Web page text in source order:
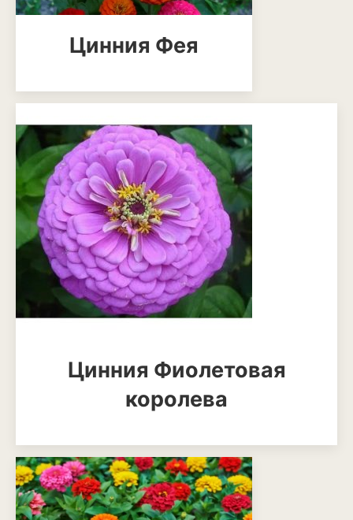
Пионы
Рододендрон
Роза
Рудбекия
Тюльпан
Фиалка
Физалис
Флокс
Хризантема
Цинния
Цинния Фея
Цинния Фиолетовая
королева